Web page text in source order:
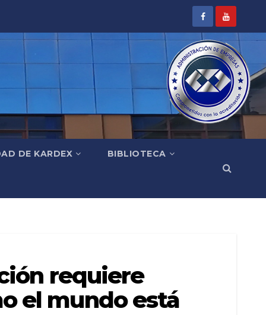
DE KARDEX BIBLIOTECA
requiere
el mundo está